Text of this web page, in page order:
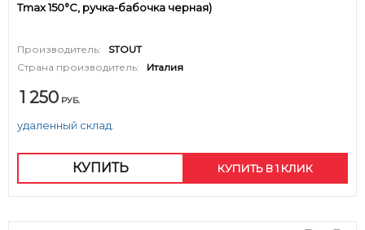
Tmax 150°С, ручка-бабочка черная)
Производитель:
STOUT
Страна производитель:
Италия
1 250 РУБ.
удаленный склад.
КУПИТЬ КУПИТЬ В 1 КЛИК